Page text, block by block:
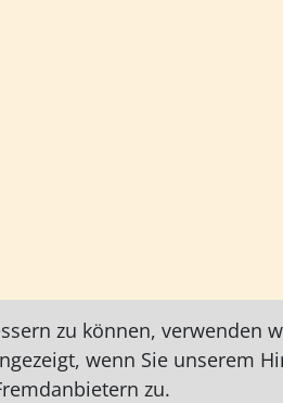
zu können, verwenden
wenn Sie unserem
zu.